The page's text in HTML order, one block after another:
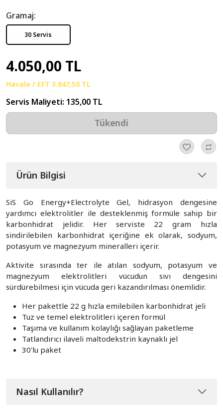
Gramaj:
30 Servis
4.050,00 TL
Havale / EFT 3.847,50 TL
Servis Maliyeti: 135,00 TL
Tükendi
Ürün Bilgisi
SiS Go Energy+Electrolyte Gel, hidrasyon dengesine
yardımcı elektrolitler ile desteklenmiş formüle sahip bir
karbonhidrat jelidir. Her serviste 22 gram hızla
sindirilebilen karbonhidrat içeriğine ek olarak, sodyum,
potasyum ve magnezyum mineralleri içerir.
Aktivite sırasında ter ile atılan sodyum, potasyum ve
magnezyum elektrolitleri vücudun sıvı dengesini
sürdürebilmesi için vücuda geri kazandırılması önemlidir.
Her pakettle 22 g hızla emilebilen karbonhidrat jeli
Tuz ve temel elektrolitleri içeren formül
Taşıma ve kullanım kolaylığı sağlayan paketleme
Tatlandırıcı ilaveli maltodekstrin kaynaklı jel
30'lu paket
Nasıl Kullanılır?